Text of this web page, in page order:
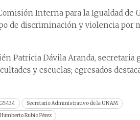
Interna para la Igualdad de
de discriminación y violencia por
Patricia Dávila Aranda, secretaria
y escuelas; egresados
G5434
Secretario Administrativo de la UNAM
Rubio Pérez